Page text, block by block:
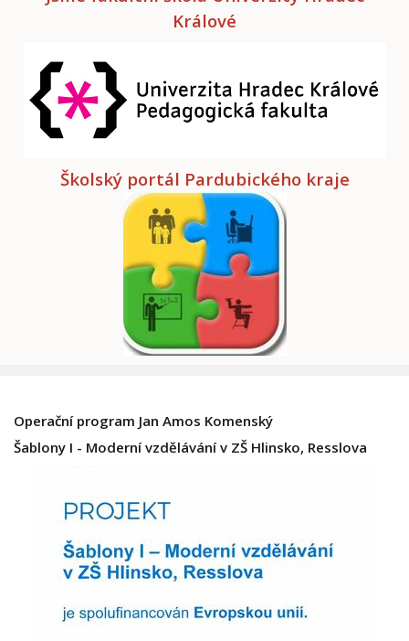
Králové
Školský portál Pardubického kraje
Operační program Jan Amos Komenský
Šablony I - Moderní vzdělávání v ZŠ Hlinsko, Resslova